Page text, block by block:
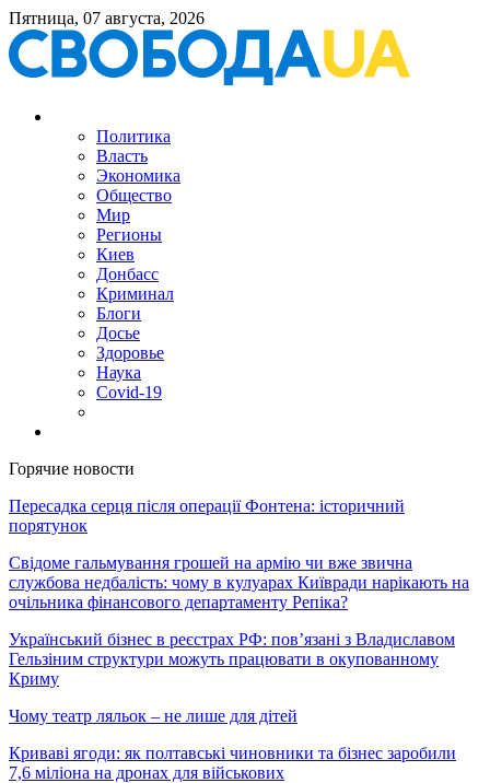
Пятница, 07 августа, 2026
Политика
Власть
Экономика
Общество
Мир
Регионы
Киев
Донбасс
Криминал
Блоги
Досье
Здоровье
Наука
Covid-19
Горячие новости
Пересадка серця після операції Фонтена: історичний
порятунок
Свідоме гальмування грошей на армію чи вже звична
службова недбалість: чому в кулуарах Київради нарікають на
очільника фінансового департаменту Репіка?
Український бізнес в реєстрах РФ: пов’язані з Владиславом
Гельзіним структури можуть працювати в окупованному
Криму
Чому театр ляльок – не лише для дітей
Криваві ягоди: як полтавські чиновники та бізнес заробили
7,6 міліона на дронах для військових